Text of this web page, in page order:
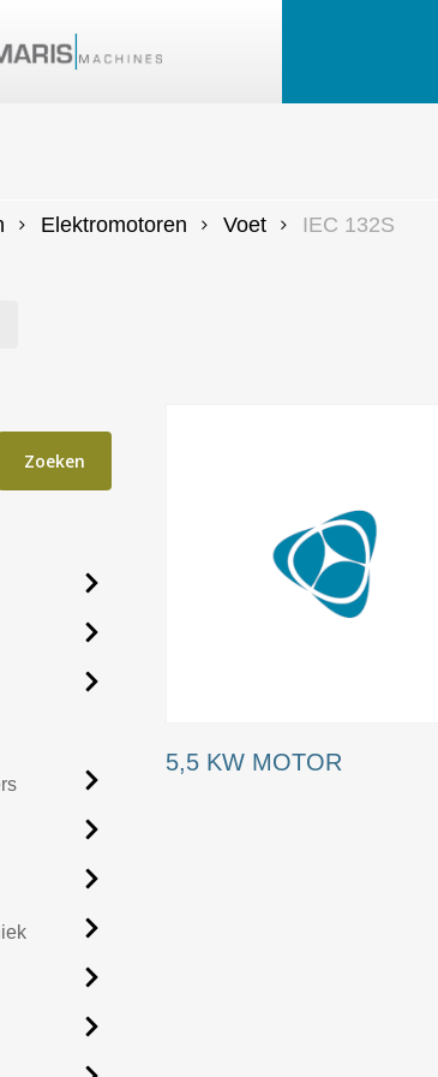
Elektromotoren Voet IEC 132S
Zoeken
5,5 KW MOTOR